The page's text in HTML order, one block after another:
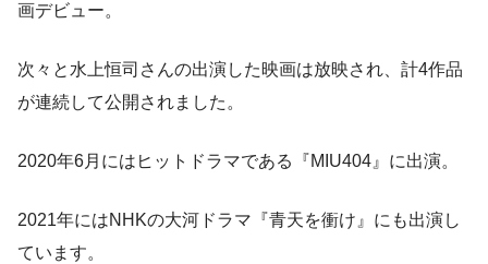
画デビュー。
次々と水上恒司さんの出演した映画は放映され、計4作品
が連続して公開されました。
2020年6月にはヒットドラマである『MIU404』に出演。
2021年にはNHKの大河ドラマ『青天を衝け』にも出演し
ています。